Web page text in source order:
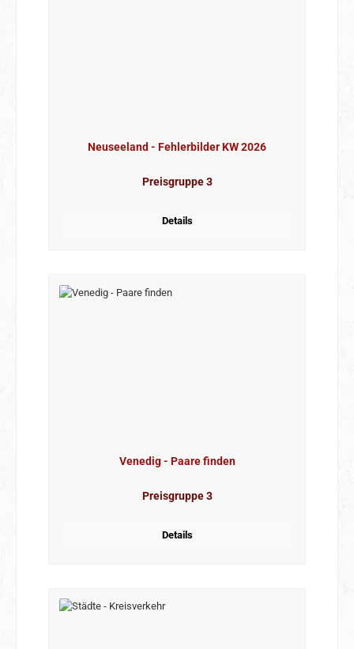
Neuseeland - Fehlerbilder KW 2026
Preisgruppe 3
Details
Venedig - Paare finden
Preisgruppe 3
Details